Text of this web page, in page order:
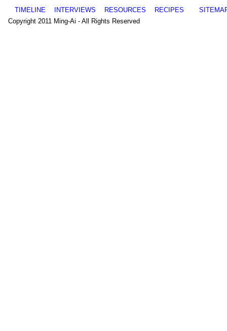
TIMELINE INTERVIEWS RESOURCES RECIPES
Copyright 2011 Ming-Ai - All Rights Reserved